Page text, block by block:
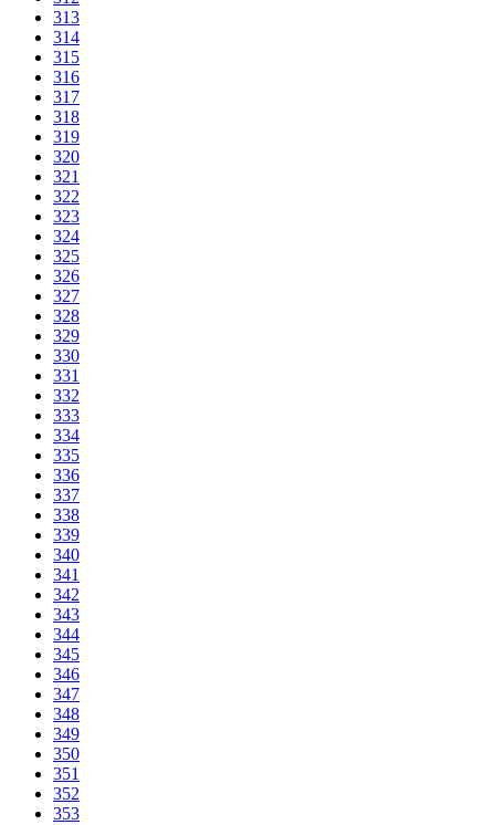
313
314
315
316
317
318
319
320
321
322
323
324
325
326
327
328
329
330
331
332
333
334
335
336
337
338
339
340
341
342
343
344
345
346
347
348
349
350
351
352
353